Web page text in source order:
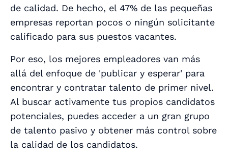
de calidad. De hecho, el 47% de las pequeñas
empresas reportan pocos o ningún solicitante
calificado para sus puestos vacantes.
Por eso, los mejores empleadores van más
allá del enfoque de 'publicar y esperar' para
encontrar y contratar talento de primer nivel.
Al buscar activamente tus propios candidatos
potenciales, puedes acceder a un gran grupo
de talento pasivo y obtener más control sobre
la calidad de los candidatos.